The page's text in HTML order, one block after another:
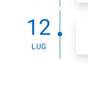
12
LUG